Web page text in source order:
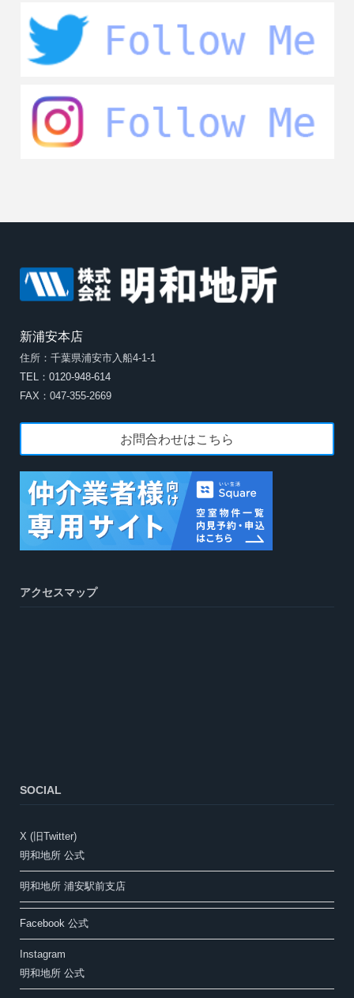
新浦安本店
住所：千葉県浦安市入船4-1-1
TEL：0120-948-614
FAX：047-355-2669
お問合わせはこちら
アクセスマップ
SOCIAL
X (旧Twitter)
明和地所 公式
明和地所 浦安駅前支店
Facebook 公式
Instagram
明和地所 公式